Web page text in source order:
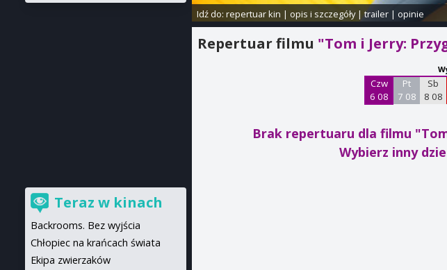
Idź do: repertuar kin | opis i szczegóły|trailer| opinie
Repertuar filmu "Tom i Jerry:
Czw
6 08
Pt
7 08
Sb
8 08
Brak repertuaru dla filmu
Wybierz inny
Teraz w kinach
Backrooms. Bez wyjścia
Chłopiec na krańcach świata
Ekipa zwierzaków